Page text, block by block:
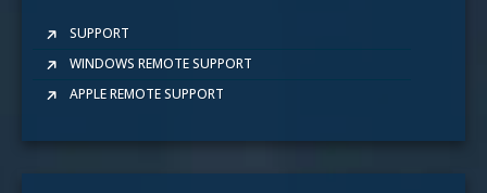
SUPPORT
WINDOWS REMOTE SUPPORT
APPLE REMOTE SUPPORT